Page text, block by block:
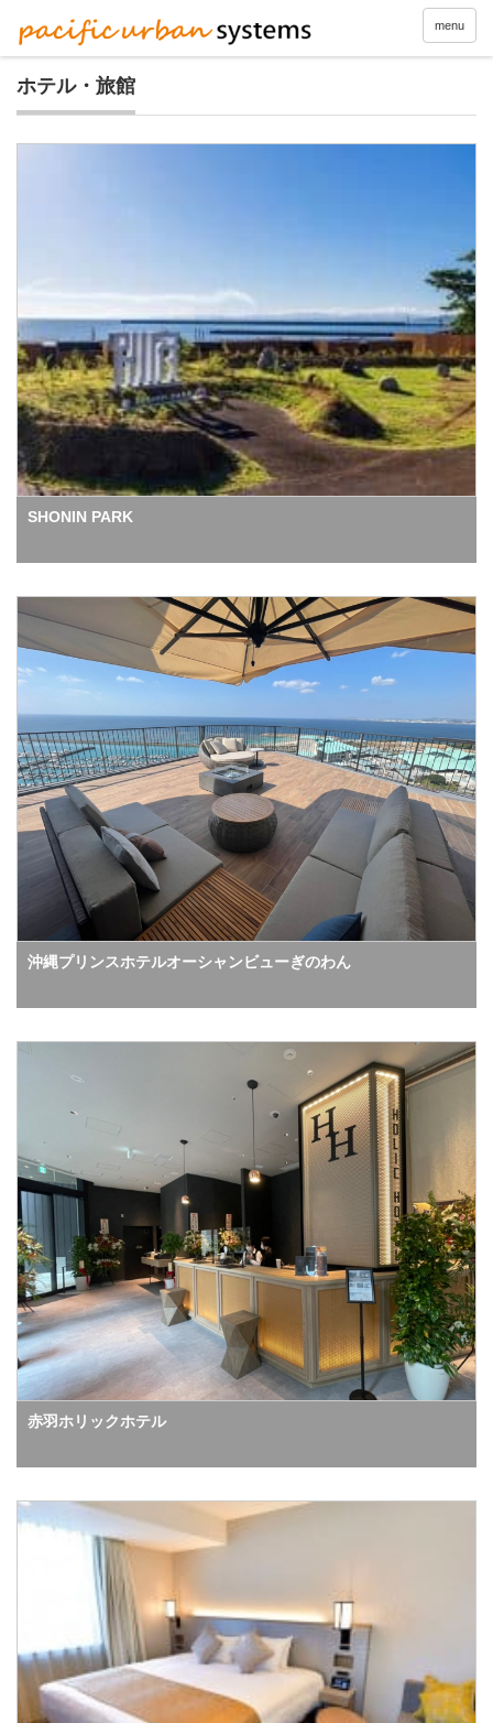
menu
ホテル・旅館
SHONIN PARK
沖縄プリンスホテルオーシャンビューぎのわん
赤羽ホリックホテル